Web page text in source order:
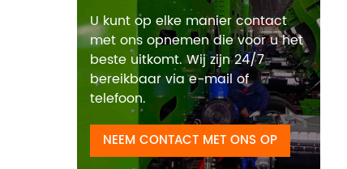
U kunt op elke manier contact
met ons opnemen die voor u het
beste uitkomt. Wij zijn 24/7
bereikbaar via e-mail of
telefoon.
NEEM CONTACT MET ONS OP